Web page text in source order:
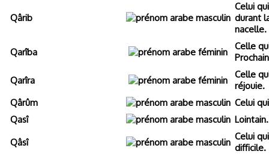
Qârib
Celui
durant
nacelle.
Qarîba
Celle
Qarîra
Celle
réjouie.
Qârûm
Celui
Qasî
Lointain.
Qâsî
Celui
difficile.